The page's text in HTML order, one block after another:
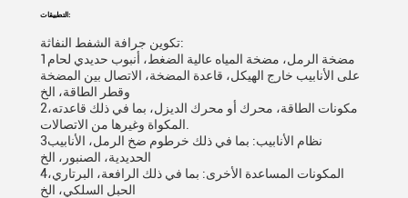
التطبيقات:
تكوين جرافة الشفط النفاثة:
1مضخة الرمل، مضخة المياه عالية الضغط، أنبوب حديدي لحام
على الأنابيب خارج الهيكل، قاعدة المضخة، الاتصال بين المضخة
وقطر الطاقة، الخ
2مكونات الطاقة، محرك أو محرك الديزل، بما في ذلك قاعدته،
3نظام الأنابيب: بما في ذلك خرطوم ضخ الرمل، الأنابيب
الحديدية، الصنبور، الخ
4المكونات المساعدة الأخرى: بما في ذلك الرافعة، البرتاري،
الحبل السلكي، الخ